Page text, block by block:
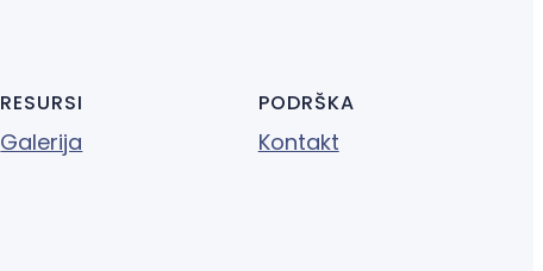
RESURSI
Galerija
PODRŠKA
Kontakt